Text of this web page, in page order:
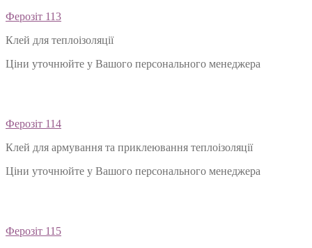
Ферозіт 113
Клей для теплоізоляції
Ціни уточнюйте у Вашого персонального менеджера
Ферозіт 114
Клей для армування та приклеювання теплоізоляції
Ціни уточнюйте у Вашого персонального менеджера
Ферозіт 115